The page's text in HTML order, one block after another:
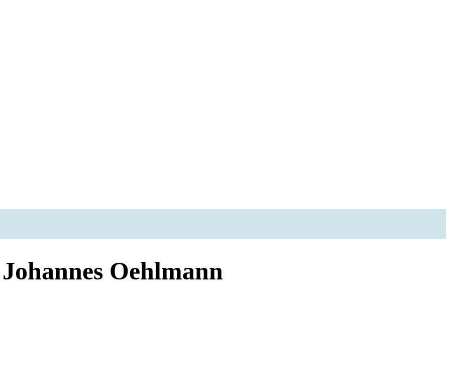
Johannes Oehlmann